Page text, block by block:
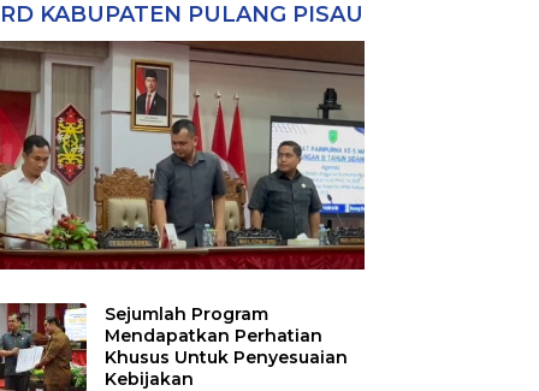
KABUPATEN PULANG PISAU
Sejumlah Program
Mendapatkan Perhatian
Khusus Untuk Penyesuaian
Kebijakan